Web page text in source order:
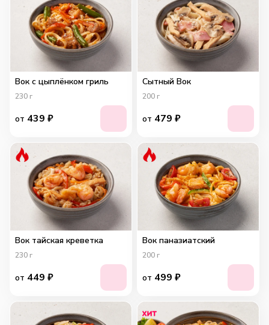
Вок с цыплёнком гриль
230 г
от 439 ₽
Сытный Вок
200 г
от 479 ₽
Вок тайская креветка
230 г
от 449 ₽
Вок паназиатский
200 г
от 499 ₽